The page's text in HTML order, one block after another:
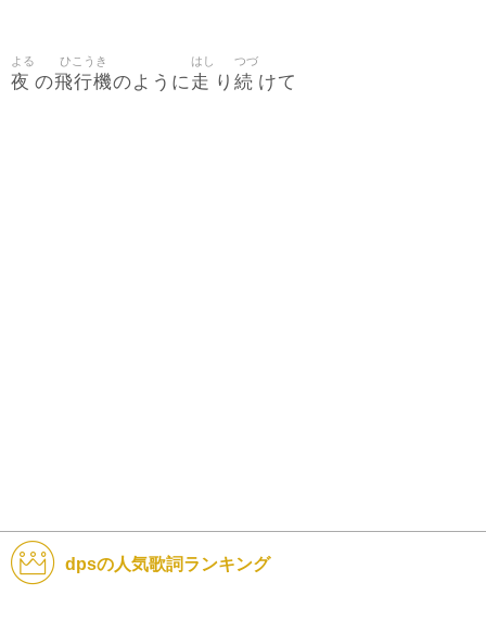
夜
よる
の飛行機
ひこうき
のように走
はし
り 続
つづ
けて
dpsの人気歌詞ランキング